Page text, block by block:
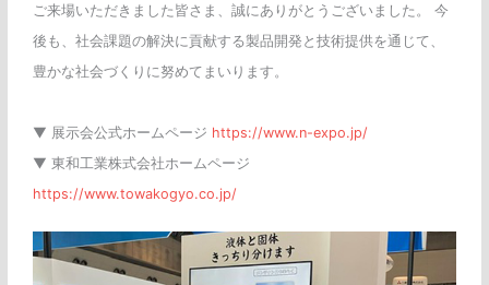
ご来場いただきました皆さま、誠にありがとうございました。 今
後も、社会課題の解決に貢献する製品開発と技術提供を通じて、
豊かな社会づくりに努めてまいります。
▼ 展示会公式ホームページ https://www.n-expo.jp/
▼ 東和工業株式会社ホームページ
https://www.towakogyo.co.jp/